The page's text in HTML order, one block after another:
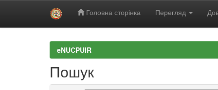
Головна сторінка Перегляд
eNUCPUIR
Пошук